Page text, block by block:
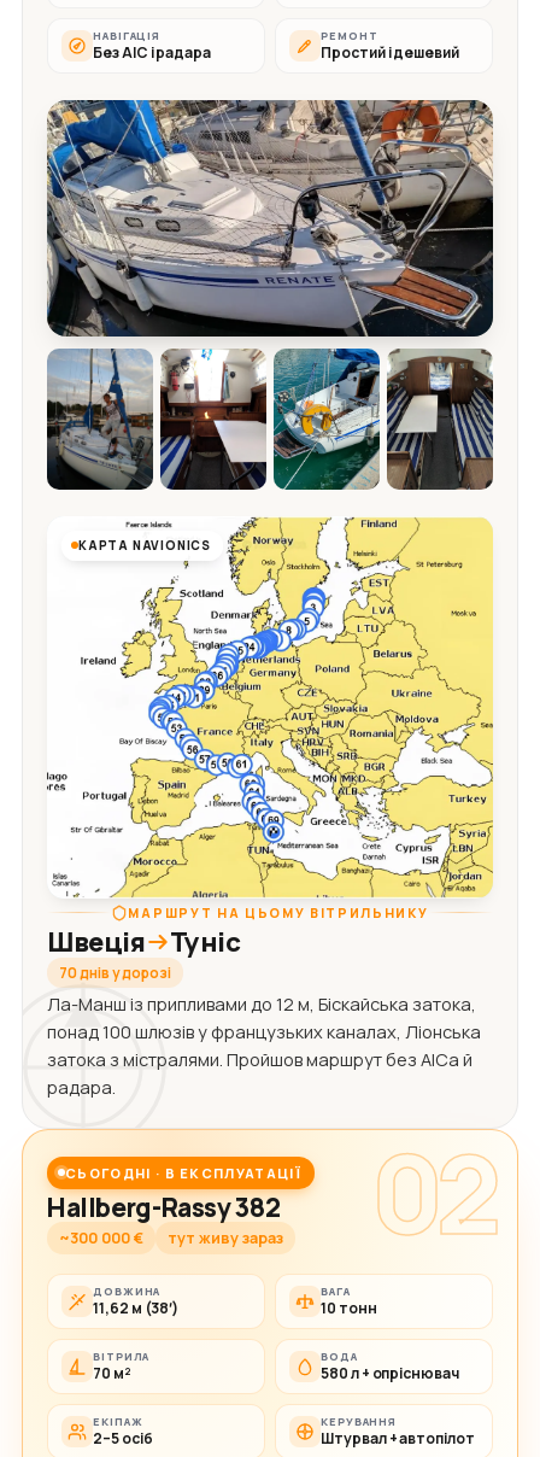
НАВІГАЦІЯ
Без АІС і радара
РЕМОНТ
Простий і дешевий
КАРТА NAVIONICS
МАРШРУТ НА ЦЬОМУ ВІТРИЛЬНИКУ
Швеція Туніс
70 днів у дорозі
Ла-Манш із припливами до 12 м, Біскайська затока,
понад 100 шлюзів у французьких каналах, Ліонська
затока з містралями. Пройшов маршрут без АІСа й
радара.
02
СЬОГОДНІ · В ЕКСПЛУАТАЦІЇ
Hallberg-Rassy 382
~300 000 € тут живу зараз
ДОВЖИНА
11,62 м (38′)
ВАГА
10 тонн
ВІТРИЛА
70 м²
ВОДА
580 л + опріснювач
ЕКІПАЖ
2–5 осіб
КЕРУВАННЯ
Штурвал + автопілот